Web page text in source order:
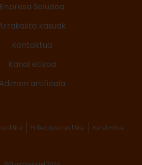
Enpresa Soluzioa
kasuak
Kontaktua
Kanal etikoa
Adimen artifiziala
politika Pribatutasun politika Kanal etikoa